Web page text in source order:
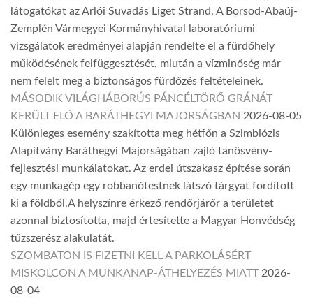
látogatókat az Arlói Suvadás Liget Strand. A Borsod-Abaúj-
Zemplén Vármegyei Kormányhivatal laboratóriumi
vizsgálatok eredményei alapján rendelte el a fürdőhely
működésének felfüggesztését, miután a vízminőség már
nem felelt meg a biztonságos fürdőzés feltételeinek.
MÁSODIK VILÁGHÁBORÚS PÁNCÉLTÖRŐ GRÁNÁT
KERÜLT ELŐ A BARÁTHEGYI MAJORSÁGBAN 2026-08-05
Különleges esemény szakította meg hétfőn a Szimbiózis
Alapítvány Baráthegyi Majorságában zajló tanösvény-
fejlesztési munkálatokat. Az erdei útszakasz építése során
egy munkagép egy robbanótestnek látszó tárgyat fordított
ki a földből.A helyszínre érkező rendőrjárőr a területet
azonnal biztosította, majd értesítette a Magyar Honvédség
tűzszerész alakulatát.
SZOMBATON IS FIZETNI KELL A PARKOLÁSÉRT
MISKOLCON A MUNKANAP-ÁTHELYEZÉS MIATT 2026-
08-04